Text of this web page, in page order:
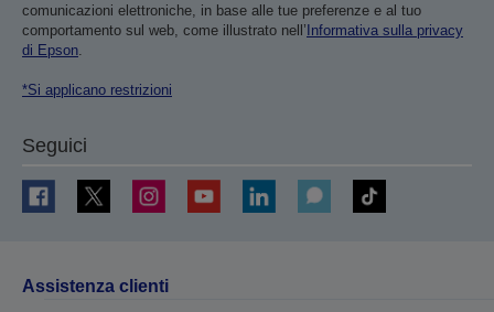
comunicazioni elettroniche, in base alle tue preferenze e al tuo
comportamento sul web, come illustrato nell’ Informativa sulla privacy
di Epson.
*Si applicano restrizioni
Seguici
Assistenza clienti